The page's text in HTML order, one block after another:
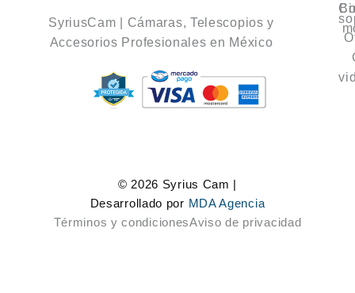
SyriusCam | Cámaras, Telescopios y
Accesorios Profesionales en México
© 2026 Syrius Cam |
Desarrollado por MDA Agencia
Términos y condicionesAviso de privacidad